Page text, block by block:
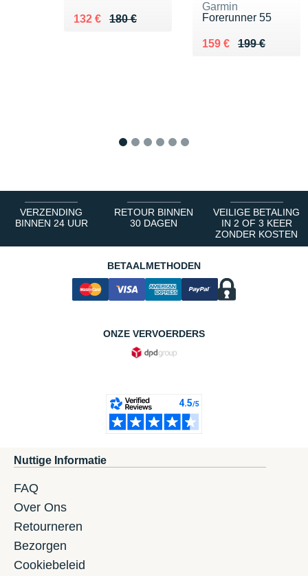
180 €
Au lieu de 180 €
132 €
Vendu 132 €
Garmin
Forerunner 55
199 €
Au lieu de 199 €
159 €
Vendu 159 €
VERZENDING
BINNEN 24 UUR
RETOUR BINNEN
30 DAGEN
VEILIGE BETALING
IN 2 OF 3 KEER
ZONDER KOSTEN
BETAALMETHODEN
ONZE VERVOERDERS
Nuttige Informatie
FAQ
Over Ons
Retourneren
Bezorgen
Cookiebeleid